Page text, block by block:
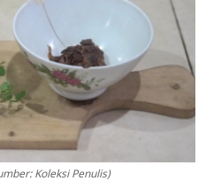
Koleksi Penulis)